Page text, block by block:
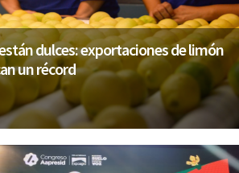
dulces: exportaciones de limón
un récord